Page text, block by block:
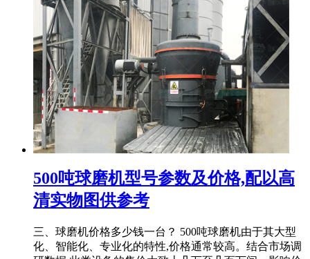
500吨球磨机型号参数及价格,配以高
清实物图供参考
三、球磨机价格多少钱一台？ 500吨球磨机由于其大型
化、智能化、专业化的特性,价格通常较高。结合市场调